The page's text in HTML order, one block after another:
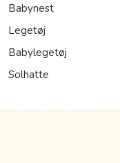
Babynest
Legetøj
Babylegetøj
Solhatte